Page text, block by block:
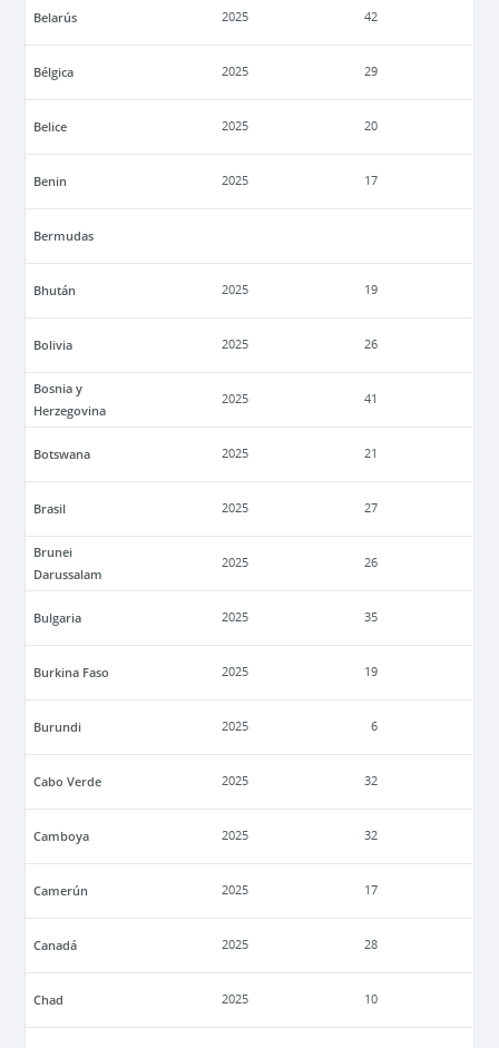
Belarús 2025 42
Bélgica 2025 29
Belice 2025 20
Benin 2025 17
Bermudas
Bhután 2025 19
Bolivia 2025 26
Bosnia y
Herzegovina
2025 41
Botswana 2025 21
Brasil 2025 27
Brunei
Darussalam
2025 26
Bulgaria 2025 35
Burkina Faso 2025 19
Burundi 2025 6
Cabo Verde 2025 32
Camboya 2025 32
Camerún 2025 17
Canadá 2025 28
Chad 2025 10